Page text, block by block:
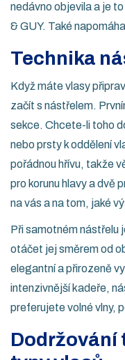
nedávno objevila a je
& GUY. Také
Technika
Když máte vlasy
začít s nástřelem.
sekce. Chcete-li toho
nebo prsty k oddělení
pořádnou hřívu, takže
pro korunu hlavy a dvě
na vás a na tom, jaké
Při samotném nástřelu
otáčet jej směrem od
elegantní a přirozeně
intenzivnější kadeře,
preferujete volné vlny,
Dodržování